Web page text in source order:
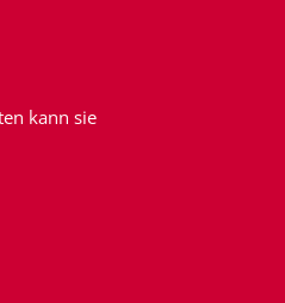
kann sie